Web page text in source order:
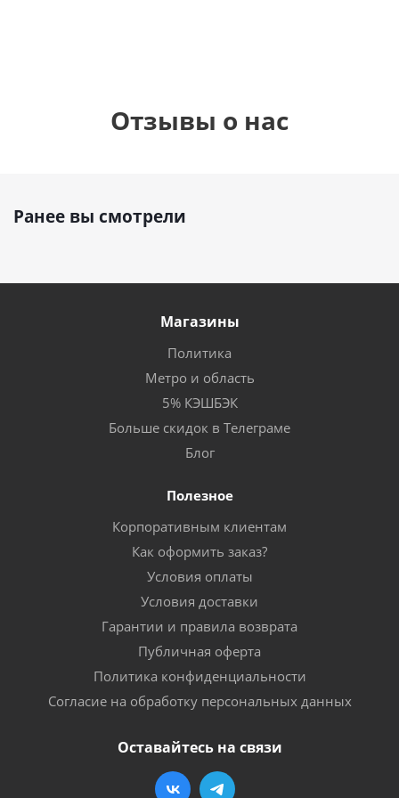
Отзывы о нас
Ранее вы смотрели
Магазины
Политика
Метро и область
5% КЭШБЭК
Больше скидок в Телеграме
Блог
Полезное
Корпоративным клиентам
Как оформить заказ?
Условия оплаты
Условия доставки
Гарантии и правила возврата
Публичная оферта
Политика конфиденциальности
Согласие на обработку персональных данных
Оставайтесь на связи